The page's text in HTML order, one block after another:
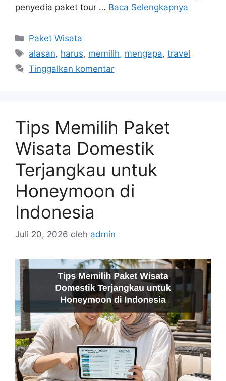
penyedia paket tour … Baca Selengkapnya
Kategori
Paket Wisata
Tag
alasan, harus, memilih, mengapa,travel
Tinggalkan komentar
Tips Memilih Paket
Wisata Domestik
Terjangkau untuk
Honeymoon di
Indonesia
Juli 20, 2026 oleh admin